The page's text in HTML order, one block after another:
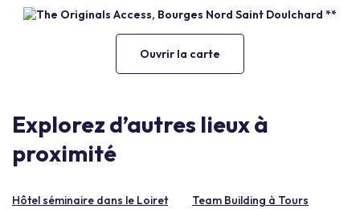
Ouvrir la carte
Explorez d’autres lieux à
proximité
Hôtel séminaire dans le Loiret Team Building à Tours